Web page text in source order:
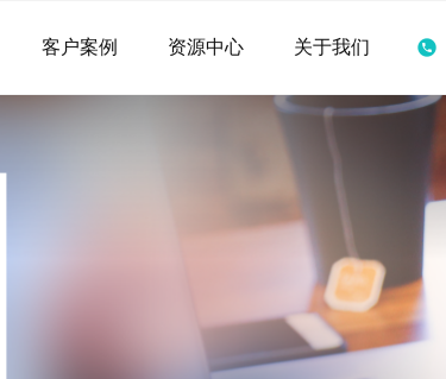
客户案例 资源中心 关于我们